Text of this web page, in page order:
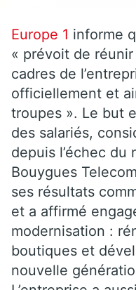
Europe 1 informe
« prévoit de
cadres de
officiellement et
troupes ». Le but
des salariés,
depuis l’échec du
Bouygues
ses résultats
et a affirmé
modernisation :
boutiques et
nouvelle